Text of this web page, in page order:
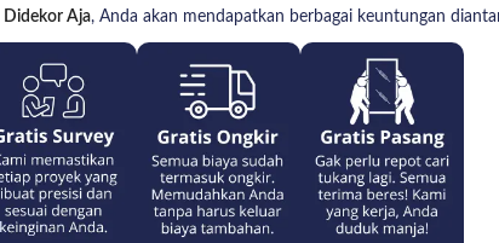
Didekor Aja, Anda akan mendapatkan berbagai keuntungan